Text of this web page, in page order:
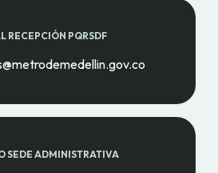
RECEPCIÓN PQRSDF
SEDE ADMINISTRATIVA